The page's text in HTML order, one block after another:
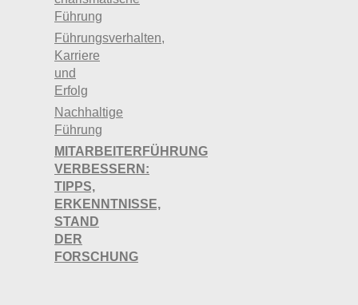
Führung
Führungsverhalten,
Karriere
und
Erfolg
Nachhaltige
Führung
MITARBEITERFÜHRUNG
VERBESSERN:
TIPPS,
ERKENNTNISSE,
STAND
DER
FORSCHUNG